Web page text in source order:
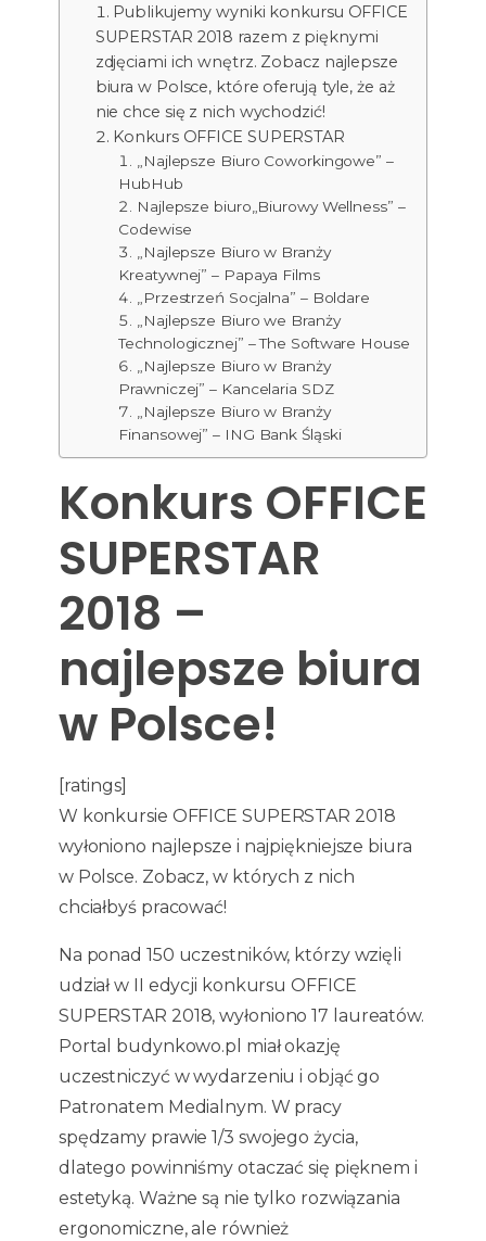
Publikujemy wyniki konkursu OFFICE
SUPERSTAR 2018 razem z pięknymi
zdjęciami ich wnętrz. Zobacz najlepsze
biura w Polsce, które oferują tyle, że aż
nie chce się z nich wychodzić!
Konkurs OFFICE SUPERSTAR
„Najlepsze Biuro Coworkingowe” –
HubHub
Najlepsze biuro„Biurowy Wellness” –
Codewise
„Najlepsze Biuro w Branży
Kreatywnej” – Papaya Films
„Przestrzeń Socjalna” – Boldare
„Najlepsze Biuro we Branży
Technologicznej” – The Software House
„Najlepsze Biuro w Branży
Prawniczej” – Kancelaria SDZ
„Najlepsze Biuro w Branży
Finansowej” – ING Bank Śląski
Konkurs OFFICE
SUPERSTAR
2018 –
najlepsze biura
w Polsce!
[ratings]
W konkursie OFFICE SUPERSTAR 2018
wyłoniono najlepsze i najpiękniejsze biura
w Polsce. Zobacz, w których z nich
chciałbyś pracować!
Na ponad 150 uczestników, którzy wzięli
udział w II edycji konkursu OFFICE
SUPERSTAR 2018, wyłoniono 17 laureatów.
Portal budynkowo.pl miał okazję
uczestniczyć w wydarzeniu i objąć go
Patronatem Medialnym. W pracy
spędzamy prawie 1/3 swojego życia,
dlatego powinniśmy otaczać się pięknem i
estetyką. Ważne są nie tylko rozwiązania
ergonomiczne, ale również